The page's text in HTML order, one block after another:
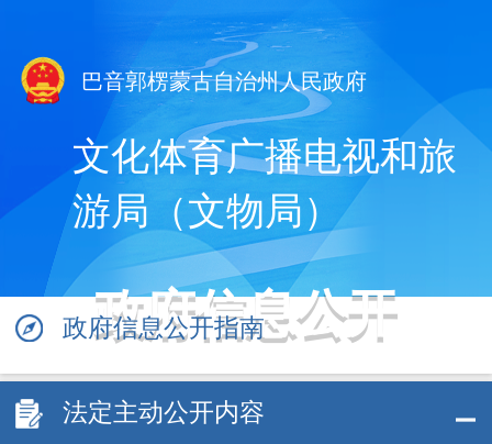
巴音郭楞蒙古自治州人民政府
文化体育广播电视和旅
游局（文物局）
政府信息公开
政府信息公开指南
法定主动公开内容